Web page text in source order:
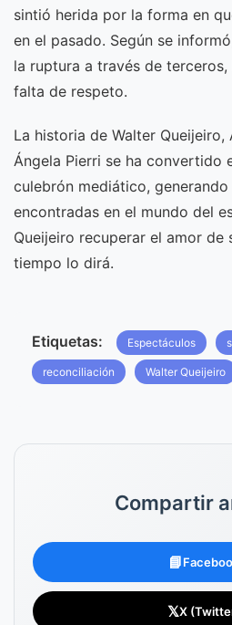
sintió herida por la forma en
en el pasado. Según se
la ruptura a través de
falta de respeto.
La historia de Walter Queijeiro,
Ángela Pierri se ha convertido
culebrón mediático,
encontradas en el mundo del
Queijeiro recuperar el amor de
tiempo lo dirá.
Etiquetas: Espectáculos
reconciliación Walter Queijeiro
Compartir
📘
𝕏X